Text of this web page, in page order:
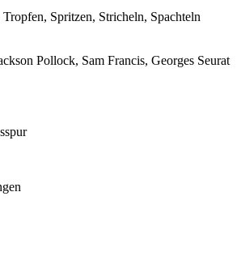
Spritzen, Stricheln, Spachteln
Pollock, Sam Francis, Georges Seurat